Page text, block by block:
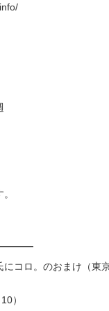
コロ。のおまけ（東京
）